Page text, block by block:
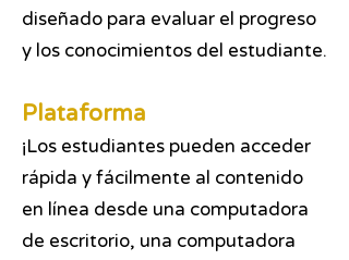
diseñado para evaluar el progreso
y los conocimientos del estudiante.
Plataforma
¡Los estudiantes pueden acceder
rápida y fácilmente al contenido
en línea desde una computadora
de escritorio, una computadora